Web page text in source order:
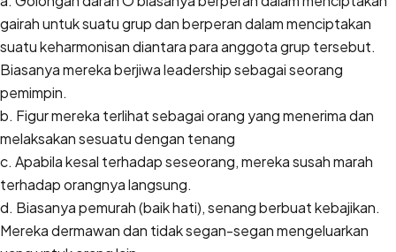
gairah untuk suatu grup dan berperan dalam menciptakan
suatu keharmonisan diantara para anggota grup tersebut.
Biasanya mereka berjiwa leadership sebagai seorang
pemimpin.
b. Figur mereka terlihat sebagai orang yang menerima dan
melaksakan sesuatu dengan tenang
c. Apabila kesal terhadap seseorang, mereka susah marah
terhadap orangnya langsung.
d. Biasanya pemurah (baik hati), senang berbuat kebajikan.
Mereka dermawan dan tidak segan-segan mengeluarkan